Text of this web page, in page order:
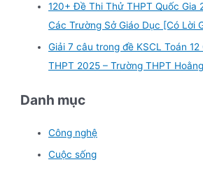
120+ Đề Thi Thử THPT Quốc Gia
Các Trường Sở Giáo Dục [Có Lời
Giải 7 câu trong đề KSCL Toán
THPT 2025 – Trường THPT
Danh mục
Công nghệ
Cuộc sống